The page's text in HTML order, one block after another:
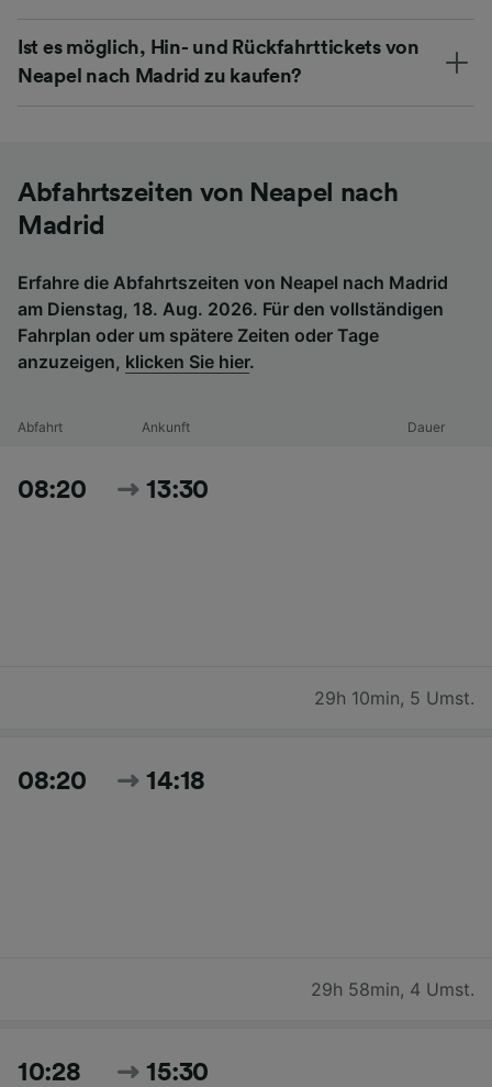
Ist es möglich, Hin- und Rückfahrttickets von
Neapel nach Madrid zu kaufen?
Abfahrtszeiten von Neapel nach
Madrid
Erfahre die Abfahrtszeiten von Neapel nach Madrid
am Dienstag, 18. Aug. 2026. Für den vollständigen
Fahrplan oder um spätere Zeiten oder Tage
anzuzeigen, klicken Sie hier.
Abfahrt Ankunft Dauer
08:20 13:30
29h 10min, 5 Umst.
08:20 14:18
29h 58min, 4 Umst.
10:28 15:30